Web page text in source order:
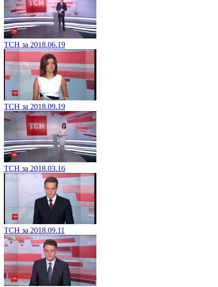
ТСН за 2018.06.19
ТСН за 2018.09.19
ТСН за 2018.03.16
ТСН за 2018.09.11